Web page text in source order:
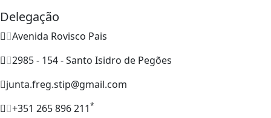
Delegação
Avenida Rovisco Pais
2985 - 154 - Santo Isidro de Pegões
junta.freg.stip@gmail.com
+351 265 896 211*